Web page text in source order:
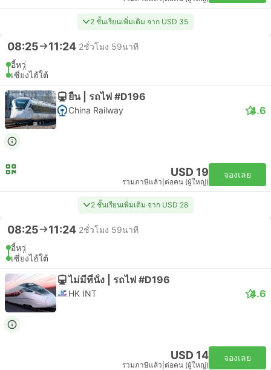
2 ชั้นเรียนเพิ่มเติม จาก USD 35
08:25 11:24 2ชั่วโมง 59นาที
อี้หวู่
เซี่ยงไฮ้ใต้
ยืน | รถไฟ #D196
China Railway 4.6
USD 19
รวมภาษีแล้ว ต่อคน (ผู้ใหญ่)
จองเลย
2 ชั้นเรียนเพิ่มเติม จาก USD 28
08:25 11:24 2ชั่วโมง 59นาที
อี้หวู่
เซี่ยงไฮ้ใต้
ไม่มีที่นั่ง | รถไฟ #D196
HK INT 4.6
USD 14
รวมภาษีแล้ว ต่อคน (ผู้ใหญ่)
จองเลย